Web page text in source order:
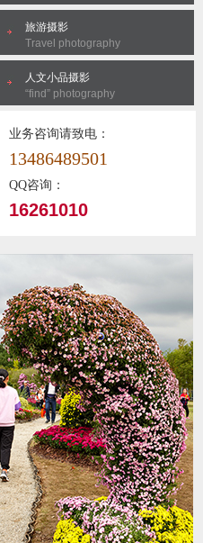
旅游摄影
Travel photography
人文小品摄影
“find” photography
业务咨询请致电：
13486489501
QQ咨询：
16261010